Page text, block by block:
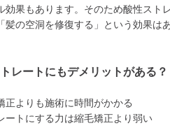
効果もあります。そのため酸性スト
髪の空洞を修復する」という効果は
レートにもデメリットがある？
正よりも施術に時間がかかる
ートにする力は縮毛矯正より弱い